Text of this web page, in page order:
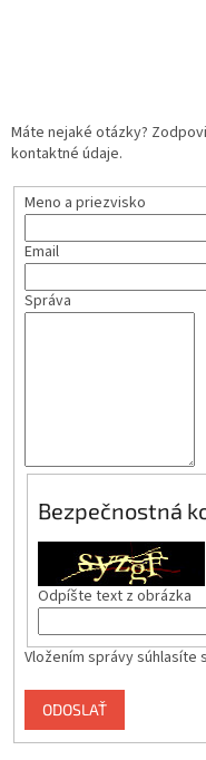
Máte nejaké otázky?
kontaktné údaje.
Meno a priezvisko
Email
Správa
Bezpečnostná
Odpíšte text z obrázka
Vložením správy súhlasíte
ODOSLAŤ